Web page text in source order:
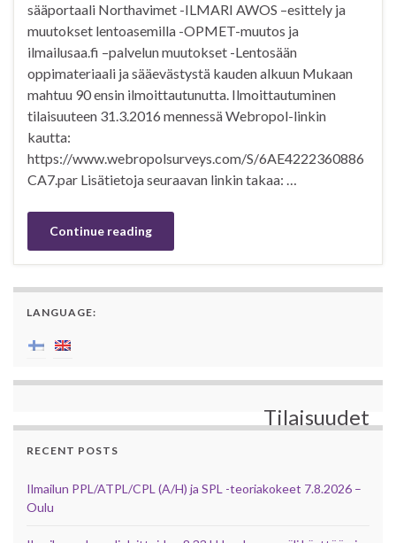
sääportaali Northavimet -ILMARI AWOS –esittely ja
muutokset lentoasemilla -OPMET-muutos ja
ilmailusaa.fi –palvelun muutokset -Lentosään
oppimateriaali ja sääevästystä kauden alkuun Mukaan
mahtuu 90 ensin ilmoittautunutta. Ilmoittautuminen
tilaisuuteen 31.3.2016 mennessä Webropol-linkin
kautta:
https://www.webropolsurveys.com/S/6AE4222360886
CA7.par Lisätietoja seuraavan linkin takaa: …
Continue reading
LANGUAGE:
Tilaisuudet
RECENT POSTS
Ilmailun PPL/ATPL/CPL (A/H) ja SPL -teoriakokeet 7.8.2026 –
Oulu